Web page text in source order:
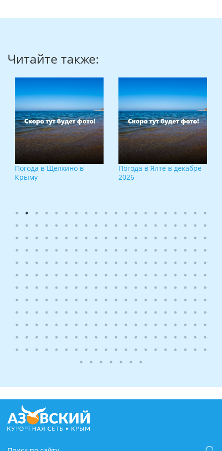
Читайте также:
Погода в Щелкино в
Крыму
Погода в Ялте в декабре
2026